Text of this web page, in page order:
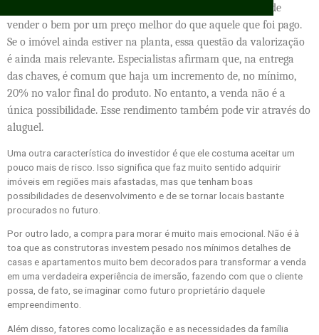
estado de conservação e, principalmente, a possibilidade de
vender o bem por um preço melhor do que aquele que foi pago.
Se o imóvel ainda estiver na planta, essa questão da valorização
é ainda mais relevante. Especialistas afirmam que, na entrega
das chaves, é comum que haja um incremento de, no mínimo,
20% no valor final do produto. No entanto, a venda não é a
única possibilidade. Esse rendimento também pode vir através do
aluguel.
Uma outra característica do investidor é que ele costuma aceitar um
pouco mais de risco. Isso significa que faz muito sentido adquirir
imóveis em regiões mais afastadas, mas que tenham boas
possibilidades de desenvolvimento e de se tornar locais bastante
procurados no futuro.
Por outro lado, a compra para morar é muito mais emocional. Não é à
toa que as construtoras investem pesado nos mínimos detalhes de
casas e apartamentos muito bem decorados para transformar a venda
em uma verdadeira experiência de imersão, fazendo com que o cliente
possa, de fato, se imaginar como futuro proprietário daquele
empreendimento.
Além disso, fatores como localização e as necessidades da família